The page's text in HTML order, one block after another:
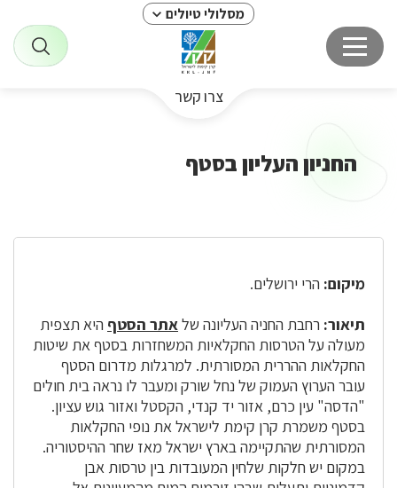
מסלולי טיולים
צרו קשר
החניון העליון בסטף
מיקום: הרי ירושלים.
תיאור: רחבת החניה העליונה שלאתר הסטף היא תצפית
מעולה על הטרסות החקלאיות המשחזרות בסטף את שיטות
החקלאות ההררית המסורתית. למרגלות מדרום הסטף
עובר הערוץ העמוק של נחל שורק ומעבר לו נראה בית חולים
"הדסה" עין כרם, אזור יד קנדי, הקסטל ואזור גוש עציון.
בסטף משמרת קרן קימת לישראל את נופי החקלאות
המסורתית שהתקיימה בארץ ישראל מאז שחר ההיסטוריה.
במקום יש חלקות שלחין המעובדות בין טרסות אבן